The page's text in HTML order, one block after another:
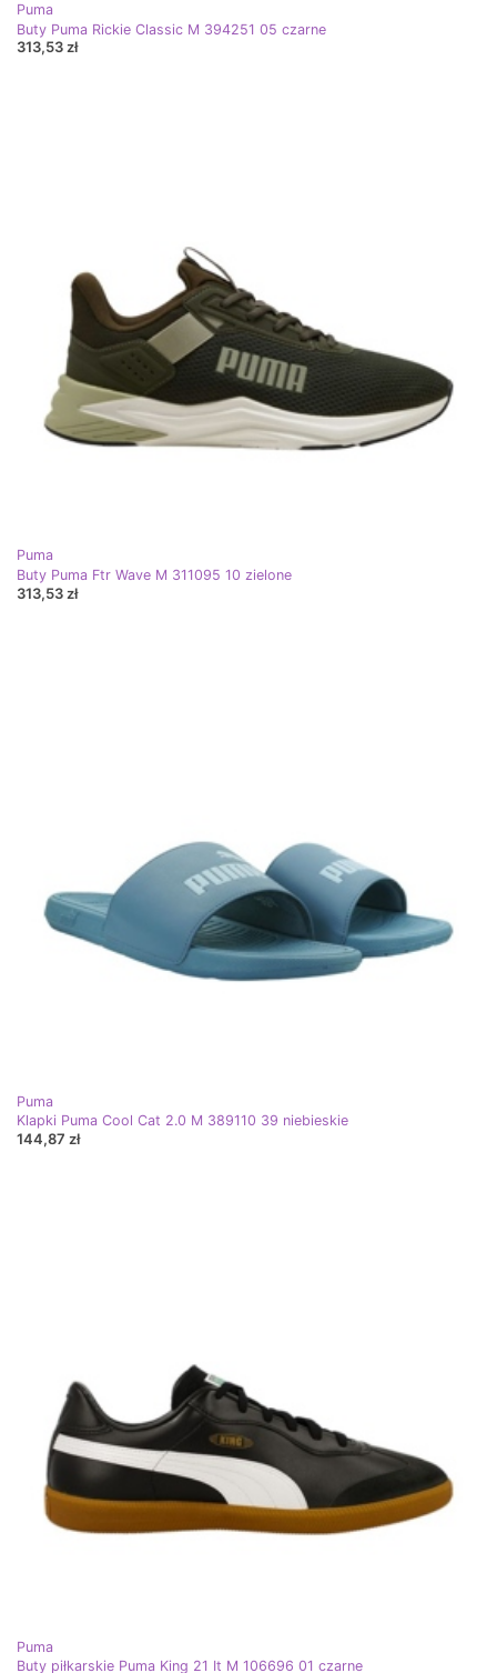
Puma
Buty Puma Rickie Classic M 394251 05 czarne
313,53 zł
Puma
Buty Puma Ftr Wave M 311095 10 zielone
313,53 zł
Puma
Klapki Puma Cool Cat 2.0 M 389110 39 niebieskie
144,87 zł
Puma
Buty piłkarskie Puma King 21 It M 106696 01 czarne